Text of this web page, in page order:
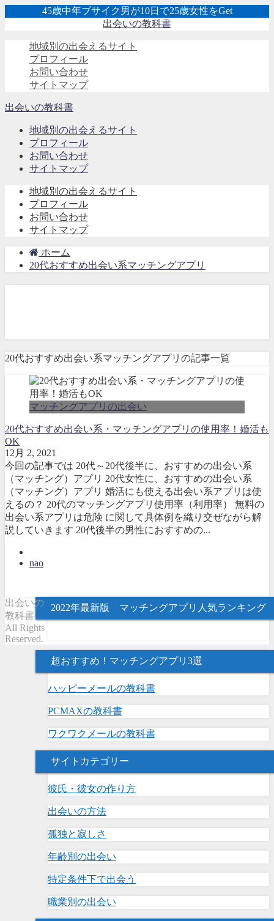
45歳中年ブサイク男が10日で25歳女性をGet
出会いの教科書
地域別の出会えるサイト
プロフィール
お問い合わせ
サイトマップ
出会いの教科書
地域別の出会えるサイト
プロフィール
お問い合わせ
サイトマップ
地域別の出会えるサイト
プロフィール
お問い合わせ
サイトマップ
ホーム
20代おすすめ出会い系マッチングアプリ
20代おすすめ出会い系マッチングアプリの記事一覧
マッチングアプリの出会い
20代おすすめ出会い系・マッチングアプリの使用率！婚活も
OK
12月 2, 2021
今回の記事では 20代～20代後半に、おすすめの出会い系
（マッチング）アプリ 20代女性に、おすすめの出会い系
（マッチング）アプリ 婚活にも使える出会い系アプリは使
えるの？ 20代のマッチングアプリ使用率（利用率） 無料の
出会い系アプリは危険 に関して具体例を織り交ぜながら解
説していきます 20代後半の男性におすすめの...
nao
2022年最新版 マッチングアプリ人気ランキング
超おすすめ！マッチングアプリ3選
ハッピーメールの教科書
PCMAXの教科書
ワクワクメールの教科書
サイトカテゴリー
彼氏・彼女の作り方
出会いの方法
孤独と寂しさ
年齢別の出会い
特定条件下で出会う
職業別の出会い
出会いの
教科書
All Rights
Reserved.